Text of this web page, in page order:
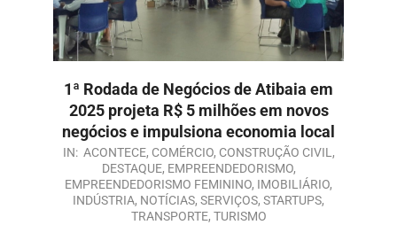
1ª Rodada de Negócios de Atibaia em
2025 projeta R$ 5 milhões em novos
negócios e impulsiona economia local
IN: ACONTECE, COMÉRCIO, CONSTRUÇÃO CIVIL ,
DESTAQUE, EMPREENDEDORISMO,
EMPREENDEDORISMO FEMININO, IMOBILIÁRIO,
INDÚSTRIA, NOTÍCIAS, SERVIÇOS, STARTUPS,
TRANSPORTE, TURISMO